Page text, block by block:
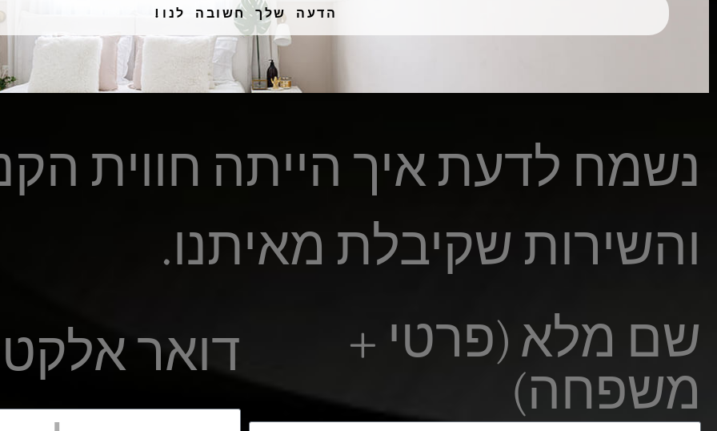
הדעה שלך חשובה לנו!
נשמח לדעת איך הייתה חווית
והשירות שקיבלת מאיתנו.
שם מלא (פרטי +
משפחה)
דואר